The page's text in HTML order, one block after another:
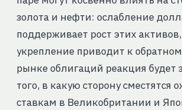
золота и нефти: ослабление
поддерживает рост этих активов,
укрепление приводит к
рынке облигаций реакция будет
того, в какую сторону сместятся
ставкам в Великобритании и